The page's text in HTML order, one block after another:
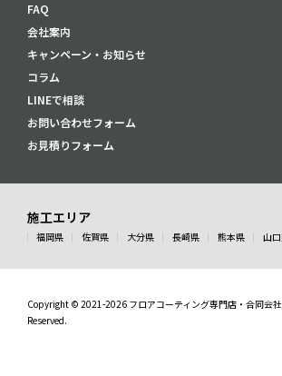
FAQ
会社案内
キャンペーン・お知らせ
コラム
LINEで相談
お問い合わせフォーム
お見積りフォーム
施工エリア
福岡県 佐賀県 大分県 長崎県 熊本県 山
Copyright © 2021-2026 フロアコーティング専門店・合同会社
Reserved.